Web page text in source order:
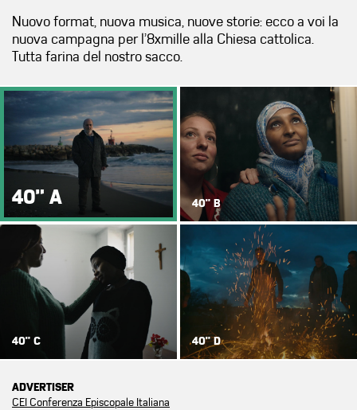
Nuovo format, nuova musica, nuove storie: ecco a voi la
nuova campagna per l’8xmille alla Chiesa cattolica.
Tutta farina del nostro sacco.
40" A 40" B
40" C
">
40" D
ADVERTISER
CEI Conferenza Episcopale Italiana